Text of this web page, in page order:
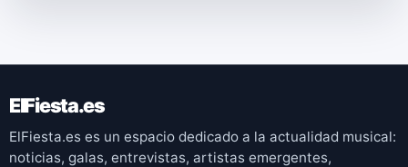
ElFiesta.es
ElFiesta.es es un espacio dedicado a la actualidad musical:
noticias, galas, entrevistas, artistas emergentes,